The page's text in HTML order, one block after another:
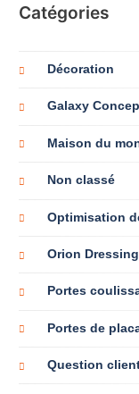
Catégories
Décoration
Galaxy
Maison du
Non classé
Optimisation
Orion
Portes
Portes de
Question